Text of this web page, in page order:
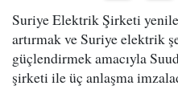
Suriye Elektrik Şirketi
artırmak ve Suriye elektrik
güçlendirmek amacıyla
şirketi ile üç anlaşma